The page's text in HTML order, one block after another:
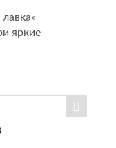
яркие